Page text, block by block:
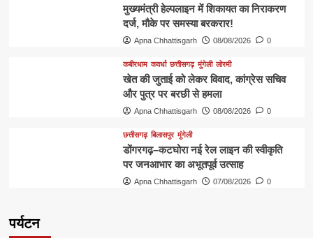
मुख्यमंत्री हेल्पलाइन में शिकायत का निराकरण
दर्ज, मौके पर समस्या बरकरार!
Apna Chhattisgarh 08/08/2026 0
कबीरधाम कवर्धा छत्तीसगढ़ मुंगेली लोरमी
खेत की जुताई को लेकर विवाद, कांग्रेस सचिव
और पुत्र पर बरछी से हमला
Apna Chhattisgarh 08/08/2026 0
छत्तीसगढ़ बिलासपुर मुंगेली
डोंगरगढ़–कटघोरा नई रेल लाइन की स्वीकृति
पर जनआभार का अभूतपूर्व उत्साह
Apna Chhattisgarh 07/08/2026 0
पर्यटन